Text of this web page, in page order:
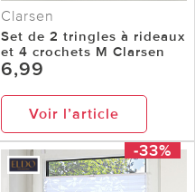
Clarsen
Set de 2 tringles à rideaux
et 4 crochets M Clarsen
6,99
Voir l’article
-33%